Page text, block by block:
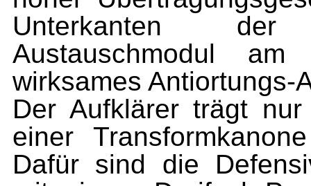
Unterkanten der
Austauschmodul
wirksames Antiortungs-
Der Aufklärer trägt
einer
Dafür sind die